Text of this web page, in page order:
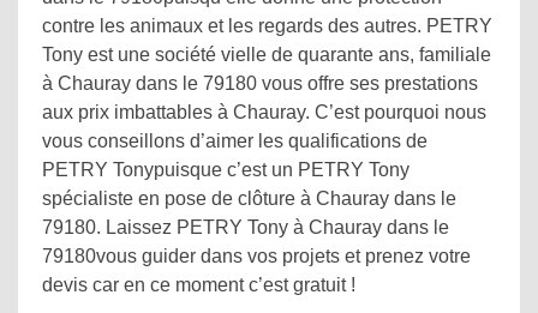
contre les animaux et les regards des autres. PETRY
Tony est une société vielle de quarante ans, familiale
à Chauray dans le 79180 vous offre ses prestations
aux prix imbattables à Chauray. C’est pourquoi nous
vous conseillons d’aimer les qualifications de
PETRY Tonypuisque c’est un PETRY Tony
spécialiste en pose de clôture à Chauray dans le
79180. Laissez PETRY Tony à Chauray dans le
79180vous guider dans vos projets et prenez votre
devis car en ce moment c’est gratuit !